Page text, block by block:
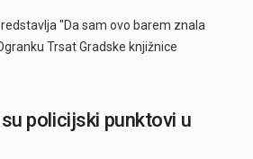
"Da sam ovo barem znala
Trsat Gradske knjižnice
policijski punktovi u